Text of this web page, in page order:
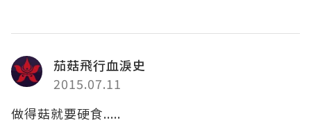
茄菇飛行血淚史
2015.07.11
做得菇就要硬食.....